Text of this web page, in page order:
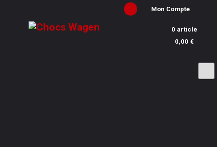
Mon Compte
0 article
0,00 €